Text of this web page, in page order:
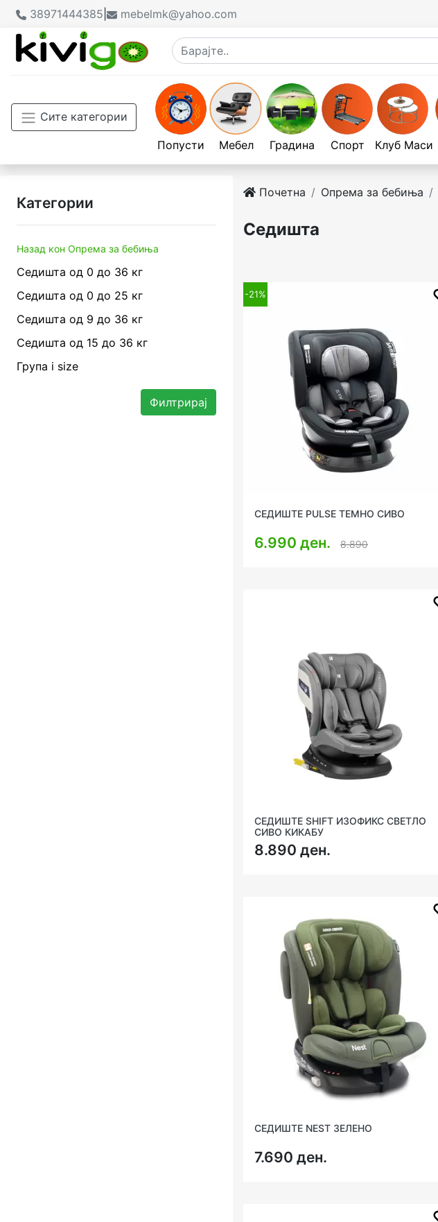
38971444385 mebelmk@yahoo.com
Сите категории
Попусти Мебел Градина Спорт Клуб Маси
Категории
Назад кон Опрема за бебиња
Седишта од 0 до 36 кг
Седишта од 0 до 25 кг
Седишта од 9 до 36 кг
Седишта од 15 до 36 кг
Група i size
Филтрирај
Почетна Опрема за бебиња
Седишта
-21%
СЕДИШТЕ PULSE ТЕМНО СИВО
6.990 ден. 8.890
СЕДИШТЕ SHIFT ИЗОФИКС СВЕТЛО
СИВО КИКАБУ
8.890 ден.
СЕДИШТЕ NEST ЗЕЛЕНО
7.690 ден.